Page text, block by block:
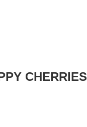
CHERRIES